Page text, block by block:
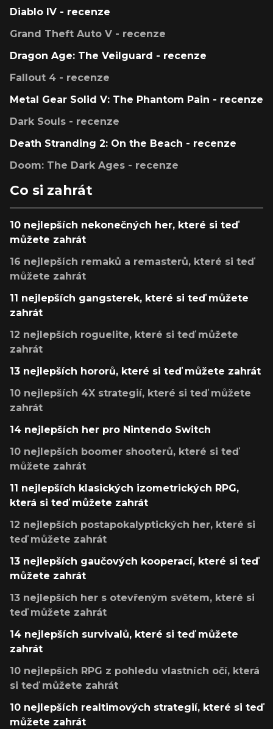
Diablo IV - recenze
Grand Theft Auto V - recenze
Dragon Age: The Veilguard - recenze
Fallout 4 - recenze
Metal Gear Solid V: The Phantom Pain - recenze
Dark Souls - recenze
Death Stranding 2: On the Beach - recenze
Doom: The Dark Ages - recenze
Co si zahrát
10 nejlepších nekonečných her, které si teď
můžete zahrát
16 nejlepších remaků a remasterů, které si teď
můžete zahrát
11 nejlepších gangsterek, které si teď můžete
zahrát
12 nejlepších roguelite, které si teď můžete
zahrát
13 nejlepších hororů, které si teď můžete zahrát
10 nejlepších 4X strategií, které si teď můžete
zahrát
14 nejlepších her pro Nintendo Switch
10 nejlepších boomer shooterů, které si teď
můžete zahrát
11 nejlepších klasických izometrických RPG,
která si teď můžete zahrát
12 nejlepších postapokalyptických her, které si
teď můžete zahrát
13 nejlepších gaučových kooperací, které si teď
můžete zahrát
13 nejlepších her s otevřeným světem, které si
teď můžete zahrát
14 nejlepších survivalů, které si teď můžete
zahrát
10 nejlepších RPG z pohledu vlastních očí, která
si teď můžete zahrát
10 nejlepších realtimových strategií, které si teď
můžete zahrát